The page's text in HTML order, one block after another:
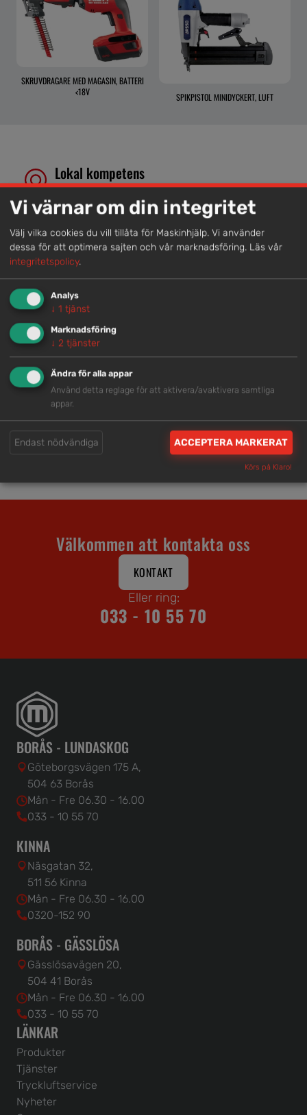
SKRUVDRAGARE MED MAGASIN, BATTERI
<18V
SPIKPISTOL MINIDYCKERT, LUFT
Lokal kompetens
helhetslösningar.
Snabb service
Vi har tillgänglig personal som är redo att hjälpa dig.
Trygg rådgivning
Våra hjälpsamma medarbetare är experter inom
branschen.
Brett och samlat utbud
Vi har en välsorterad maskinpark med hög
Välkommen att kontakta oss
KONTAKT
Eller ring:
033 - 10 55 70
BORÅS - LUNDASKOG
Göteborgsvägen 175 A,
504 63 Borås
Mån - Fre 06.30 - 16.00
033 - 10 55 70
KINNA
Näsgatan 32,
511 56 Kinna
Mån - Fre 06.30 - 16.00
0320-152 90
BORÅS - GÄSSLÖSA
Gässlösavägen 20,
504 41 Borås
Mån - Fre 06.30 - 16.00
033 - 10 55 70
LÄNKAR
Produkter
Tjänster
Tryckluftservice
Nyheter
Vi värnar om din integritet
Välj vilka cookies du vill tillåta för Maskinhjälp. Vi använder
dessa för att optimera sajten och vår marknadsföring. Läs vår
integritetspolicy.
Analys
↓ 1 tjänst
Marknadsföring
↓ 2 tjänster
Ändra för alla appar
Använd detta reglage för att aktivera/avaktivera samtliga
appar.
Endast nödvändiga ACCEPTERA MARKERAT
Körs på Klaro!